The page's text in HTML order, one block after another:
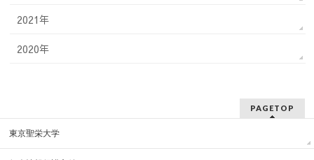
2021年
2020年
PAGETOP
東京聖栄大学